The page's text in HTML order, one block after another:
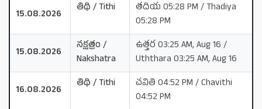
15.08.2026
తిథి / Tithi
తదియ 05:28 PM / Thadiya
05:28 PM
15.08.2026
నక్షత్రం /
Nakshatra
ఉత్తర 03:25 AM, Aug 16 /
Uththara 03:25 AM, Aug 16
16.08.2026
తిథి / Tithi
చవితి 04:52 PM / Chavithi
04:52 PM